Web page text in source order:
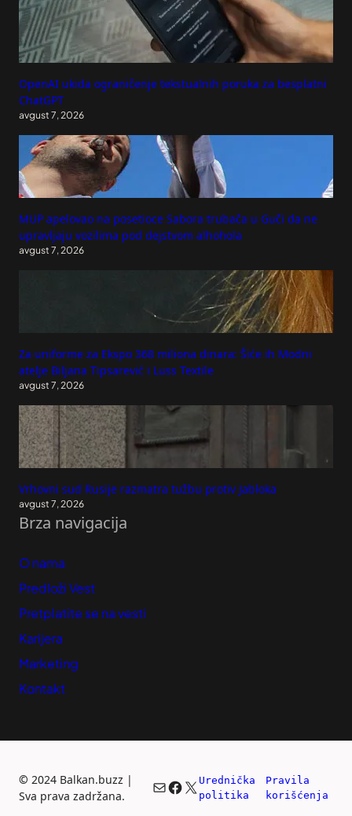
OpenAI ukida ograničenje tekstualnih poruka za besplatni
ChatGPT
avgust 7, 2026
MUP apelovao na posetioce Sabora trubača u Guči da ne
upravljaju vozilima pod dejstvom alhohola
avgust 7, 2026
Za uniforme za Ekspo 368 miliona dinara: Šiće ih Modni
atelje Biljana Tipsarević i Luss Textile
avgust 7, 2026
Vrhovni sud Rusije razmatra tužbu protiv Jabloka
avgust 7, 2026
Brza navigacija
O nama
Predloži Vest
Pretplatite se na vesti
Karijera
Marketing
Kontakt
© 2024 Balkan.buzz |
Sva prava zadržana.
Mail
Facebook
X Urednička
politika
Pravila
korišćenja